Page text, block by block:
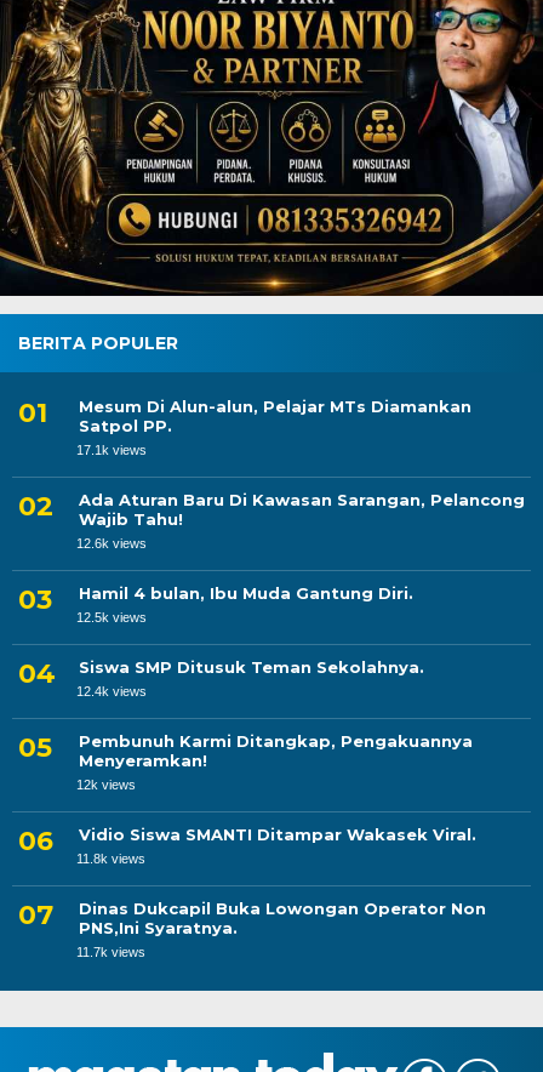
BERITA POPULER
Mesum Di Alun-alun, Pelajar MTs Diamankan
Satpol PP.
17.1k views
Ada Aturan Baru Di Kawasan Sarangan, Pelancong
Wajib Tahu!
12.6k views
Hamil 4 bulan, Ibu Muda Gantung Diri.
12.5k views
Siswa SMP Ditusuk Teman Sekolahnya.
12.4k views
Pembunuh Karmi Ditangkap, Pengakuannya
Menyeramkan!
12k views
Vidio Siswa SMANTI Ditampar Wakasek Viral.
11.8k views
Dinas Dukcapil Buka Lowongan Operator Non
PNS,Ini Syaratnya.
11.7k views